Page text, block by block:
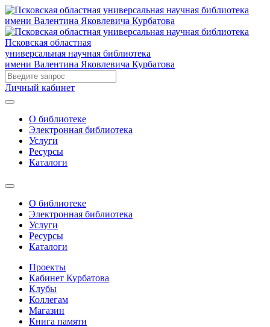
Псковская областная
универсальная научная библиотека
имени Валентина Яковлевича Курбатова
Личный кабинет
О библиотеке
Электронная библиотека
Услуги
Ресурсы
Каталоги
О библиотеке
Электронная библиотека
Услуги
Ресурсы
Каталоги
Проекты
Кабинет Курбатова
Клубы
Коллегам
Магазин
Книга памяти